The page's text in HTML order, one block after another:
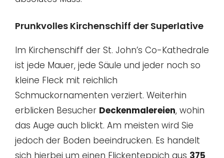
Prunkvolles Kirchenschiff der Superlative
Im Kirchenschiff der St. John’s Co-Kathedrale
ist jede Mauer, jede Säule und jeder noch so
kleine Fleck mit reichlich
Schmuckornamenten verziert. Weiterhin
erblicken Besucher Deckenmalereien, wohin
das Auge auch blickt. Am meisten wird Sie
jedoch der Boden beeindrucken. Es handelt